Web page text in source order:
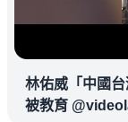
林佑威「中國
被教育